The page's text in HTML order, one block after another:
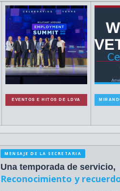
EVENTOS E HITOS DE LDVA
MENSAJE DE LA SECRETARIA
Una temporada de servicio,
Reconocimiento y